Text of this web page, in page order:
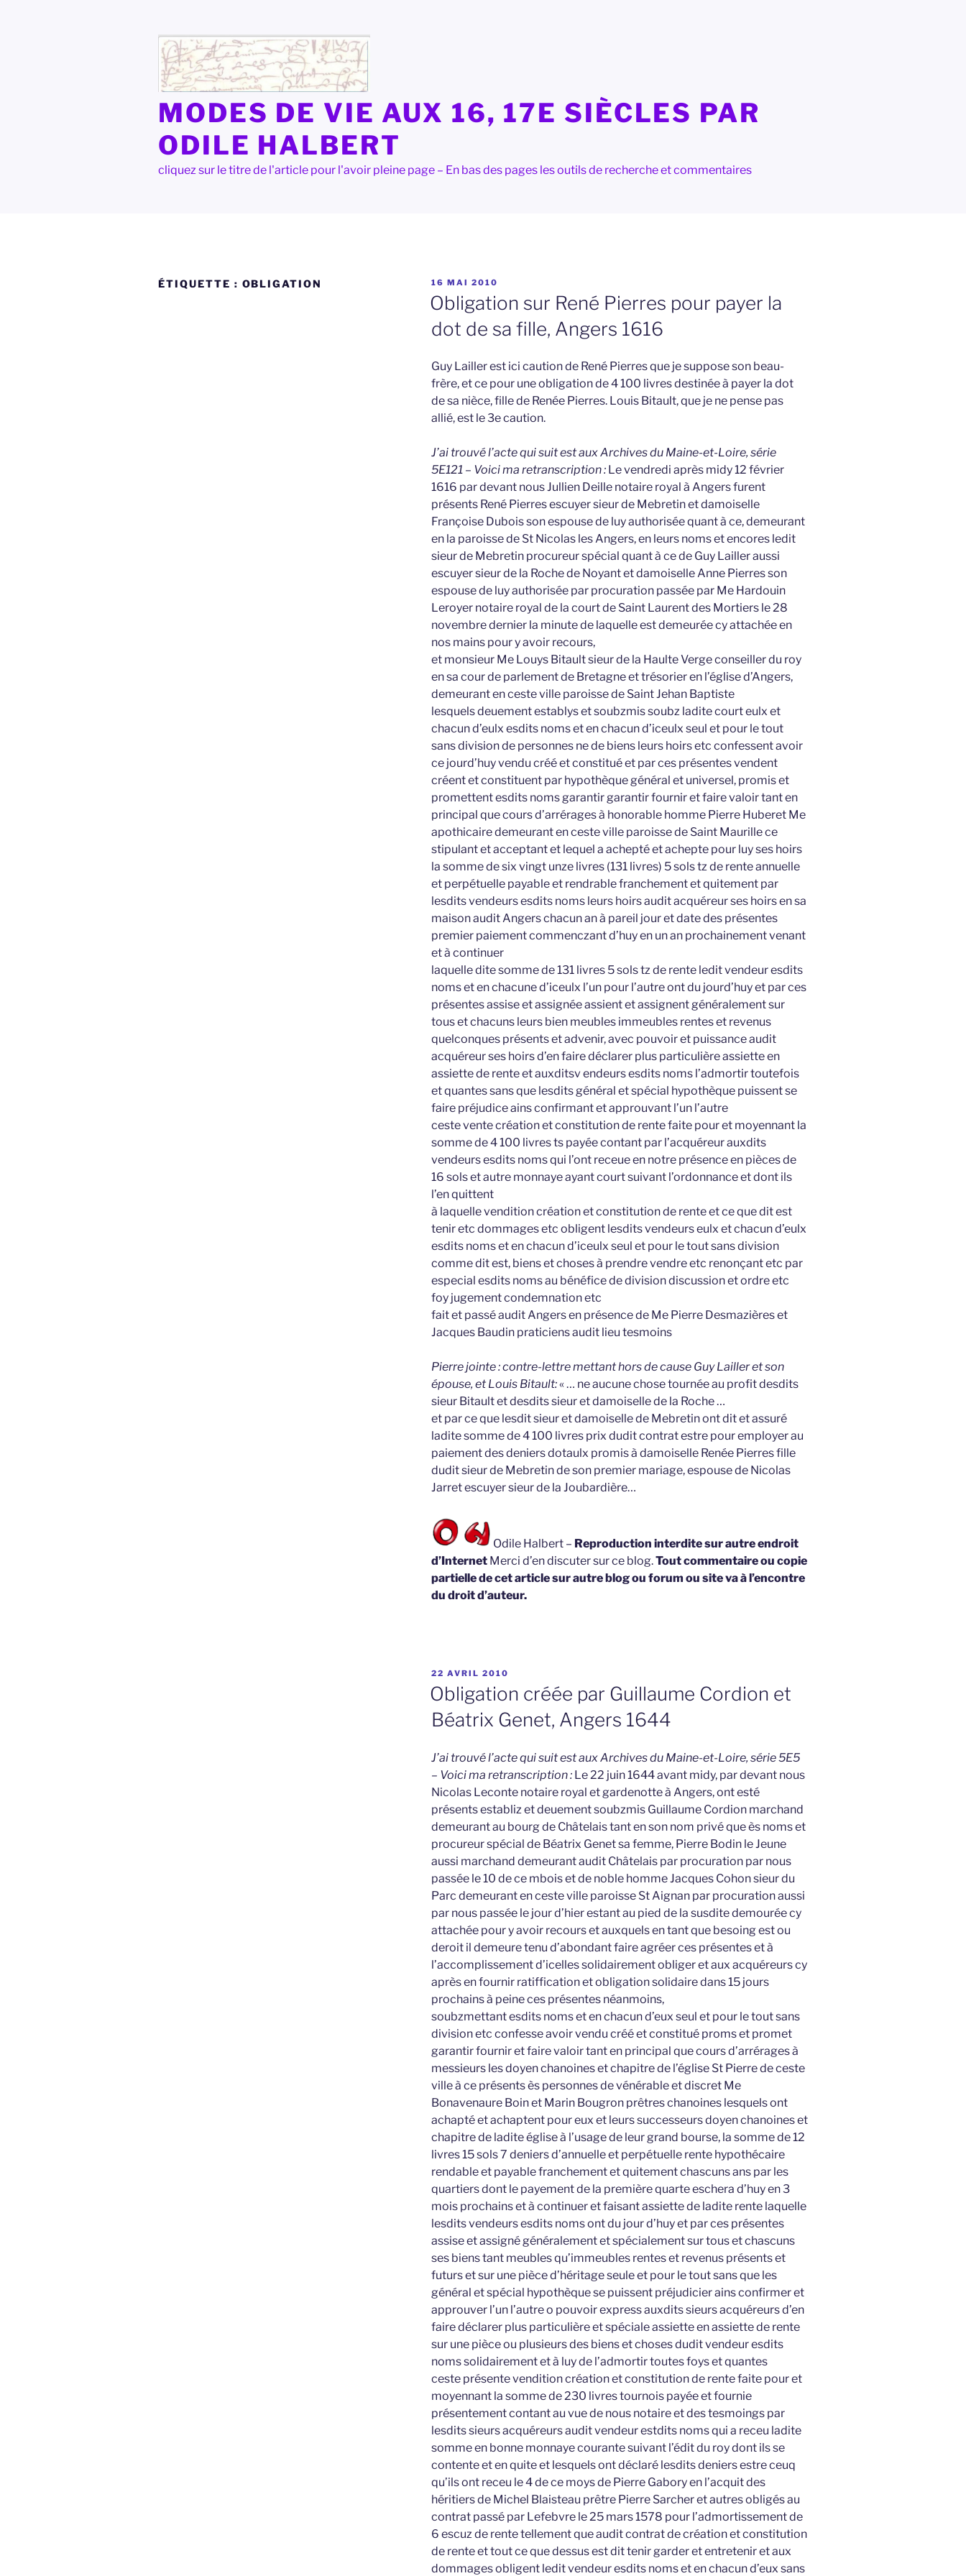
MODES DE VIE AUX 16, 17E SIÈCLES PAR
ODILE HALBERT
cliquez sur le titre de l'article pour l'avoir pleine page – En bas des pages les outils de recherche et commentaires
ÉTIQUETTE : OBLIGATION
PUBLIÉ
LE
16 MAI 2010
Obligation sur René Pierres pour payer la
dot de sa fille, Angers 1616
Guy Lailler est ici caution de René Pierres que je suppose son beau-
frère, et ce pour une obligation de 4 100 livres destinée à payer la dot
de sa nièce, fille de Renée Pierres. Louis Bitault, que je ne pense pas
allié, est le 3e caution.
J’ai trouvé l’acte qui suit est aux Archives du Maine-et-Loire, série
5E121 – Voici ma retranscription :Le vendredi après midy 12 février
1616 par devant nous Jullien Deille notaire royal à Angers furent
présents René Pierres escuyer sieur de Mebretin et damoiselle
Françoise Dubois son espouse de luy authorisée quant à ce, demeurant
en la paroisse de St Nicolas les Angers, en leurs noms et encores ledit
sieur de Mebretin procureur spécial quant à ce de Guy Lailler aussi
escuyer sieur de la Roche de Noyant et damoiselle Anne Pierres son
espouse de luy authorisée par procuration passée par Me Hardouin
Leroyer notaire royal de la court de Saint Laurent des Mortiers le 28
novembre dernier la minute de laquelle est demeurée cy attachée en
nos mains pour y avoir recours,
et monsieur Me Louys Bitault sieur de la Haulte Verge conseiller du roy
en sa cour de parlement de Bretagne et trésorier en l’église d’Angers,
demeurant en ceste ville paroisse de Saint Jehan Baptiste
lesquels deuement establys et soubzmis soubz ladite court eulx et
chacun d’eulx esdits noms et en chacun d’iceulx seul et pour le tout
sans division de personnes ne de biens leurs hoirs etc confessent avoir
ce jourd’huy vendu créé et constitué et par ces présentes vendent
créent et constituent par hypothèque général et universel, promis et
promettent esdits noms garantir garantir fournir et faire valoir tant en
principal que cours d’arrérages à honorable homme Pierre Huberet Me
apothicaire demeurant en ceste ville paroisse de Saint Maurille ce
stipulant et acceptant et lequel a achepté et achepte pour luy ses hoirs
la somme de six vingt unze livres (131 livres) 5 sols tz de rente annuelle
et perpétuelle payable et rendrable franchement et quitement par
lesdits vendeurs esdits noms leurs hoirs audit acquéreur ses hoirs en sa
maison audit Angers chacun an à pareil jour et date des présentes
premier paiement commenczant d’huy en un an prochainement venant
et à continuer
laquelle dite somme de 131 livres 5 sols tz de rente ledit vendeur esdits
noms et en chacune d’iceulx l’un pour l’autre ont du jourd’huy et par ces
présentes assise et assignée assient et assignent généralement sur
tous et chacuns leurs bien meubles immeubles rentes et revenus
quelconques présents et advenir, avec pouvoir et puissance audit
acquéreur ses hoirs d’en faire déclarer plus particulière assiette en
assiette de rente et auxditsv endeurs esdits noms l’admortir toutefois
et quantes sans que lesdits général et spécial hypothèque puissent se
faire préjudice ains confirmant et approuvant l’un l’autre
ceste vente création et constitution de rente faite pour et moyennant la
somme de 4 100 livres ts payée contant par l’acquéreur auxdits
vendeurs esdits noms qui l’ont receue en notre présence en pièces de
16 sols et autre monnaye ayant court suivant l’ordonnance et dont ils
l’en quittent
à laquelle vendition création et constitution de rente et ce que dit est
tenir etc dommages etc obligent lesdits vendeurs eulx et chacun d’eulx
esdits noms et en chacun d’iceulx seul et pour le tout sans division
comme dit est, biens et choses à prendre vendre etc renonçant etc par
especial esdits noms au bénéfice de division discussion et ordre etc
foy jugement condemnation etc
fait et passé audit Angers en présence de Me Pierre Desmazières et
Jacques Baudin praticiens audit lieu tesmoins
Pierre jointe : contre-lettre mettant hors de cause Guy Lailler et son
épouse, et Louis Bitault:« … ne aucune chose tournée au profit desdits
sieur Bitault et desdits sieur et damoiselle de la Roche …
et par ce que lesdit sieur et damoiselle de Mebretin ont dit et assuré
ladite somme de 4 100 livres prix dudit contrat estre pour employer au
paiement des deniers dotaulx promis à damoiselle Renée Pierres fille
dudit sieur de Mebretin de son premier mariage, espouse de Nicolas
Jarret escuyer sieur de la Joubardière…
Odile Halbert – Reproduction interdite sur autre endroit
d’Internet Merci d’en discuter sur ce blog.Tout commentaire ou copie
partielle de cet article sur autre blog ou forum ou site va à l’encontre
du droit d’auteur.
PUBLIÉ
LE
22 AVRIL 2010
Obligation créée par Guillaume Cordion et
Béatrix Genet, Angers 1644
J’ai trouvé l’acte qui suit est aux Archives du Maine-et-Loire, série 5E5
– Voici ma retranscription :Le 22 juin 1644 avant midy, par devant nous
Nicolas Leconte notaire royal et gardenotte à Angers, ont esté
présents establiz et deuement soubzmis Guillaume Cordion marchand
demeurant au bourg de Châtelais tant en son nom privé que ès noms et
procureur spécial de Béatrix Genet sa femme, Pierre Bodin le Jeune
aussi marchand demeurant audit Châtelais par procuration par nous
passée le 10 de ce mbois et de noble homme Jacques Cohon sieur du
Parc demeurant en ceste ville paroisse St Aignan par procuration aussi
par nous passée le jour d’hier estant au pied de la susdite demourée cy
attachée pour y avoir recours et auxquels en tant que besoing est ou
deroit il demeure tenu d’abondant faire agréer ces présentes et à
l’accomplissement d’icelles solidairement obliger et aux acquéreurs cy
après en fournir ratiffication et obligation solidaire dans 15 jours
prochains à peine ces présentes néanmoins,
soubzmettant esdits noms et en chacun d’eux seul et pour le tout sans
division etc confesse avoir vendu créé et constitué proms et promet
garantir fournir et faire valoir tant en principal que cours d’arrérages à
messieurs les doyen chanoines et chapitre de l’église St Pierre de ceste
ville à ce présents ès personnes de vénérable et discret Me
Bonavenaure Boin et Marin Bougron prêtres chanoines lesquels ont
achapté et achaptent pour eux et leurs successeurs doyen chanoines et
chapitre de ladite église à l’usage de leur grand bourse, la somme de 12
livres 15 sols 7 deniers d’annuelle et perpétuelle rente hypothécaire
rendable et payable franchement et quitement chascuns ans par les
quartiers dont le payement de la première quarte eschera d’huy en 3
mois prochains et à continuer et faisant assiette de ladite rente laquelle
lesdits vendeurs esdits noms ont du jour d’huy et par ces présentes
assise et assigné généralement et spécialement sur tous et chascuns
ses biens tant meubles qu’immeubles rentes et revenus présents et
futurs et sur une pièce d’héritage seule et pour le tout sans que les
général et spécial hypothèque se puissent préjudicier ains confirmer et
approuver l’un l’autre o pouvoir express auxdits sieurs acquéreurs d’en
faire déclarer plus particulière et spéciale assiette en assiette de rente
sur une pièce ou plusieurs des biens et choses dudit vendeur esdits
noms solidairement et à luy de l’admortir toutes foys et quantes
ceste présente vendition création et constitution de rente faite pour et
moyennant la somme de 230 livres tournois payée et fournie
présentement contant au vue de nous notaire et des tesmoings par
lesdits sieurs acquéreurs audit vendeur estdits noms qui a receu ladite
somme en bonne monnaye courante suivant l’édit du roy dont ils se
contente et en quite et lesquels ont déclaré lesdits deniers estre ceuq
qu’ils ont receu le 4 de ce moys de Pierre Gabory en l’acquit des
héritiers de Michel Blaisteau prêtre Pierre Sarcher et autres obligés au
contrat passé par Lefebvre le 25 mars 1578 pour l’admortissement de
6 escuz de rente tellement que audit contrat de création et constitution
de rente et tout ce que dessus est dit tenir garder et entretenir et aux
dommages obligent ledit vendeur esdits noms et en chacun d’eux sans